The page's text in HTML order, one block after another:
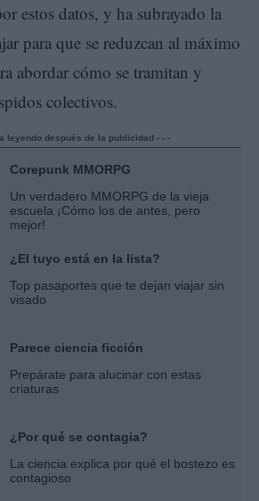
estos datos, y ha subrayado la
para que se reduzcan al máximo
abordar cómo se tramitan y
colectivos.
leyendo después de la publicidad - - -
Corepunk MMORPG
Un verdadero MMORPG de la vieja
escuela ¡Cómo los de antes, pero
mejor!
¿El tuyo está en la lista?
Top pasaportes que te dejan viajar sin
visado
Parece ciencia ficción
Prepárate para alucinar con estas
criaturas
¿Por qué se contagia?
La ciencia explica por qué el bostezo es
contagioso